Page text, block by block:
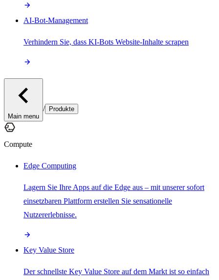
AI-Bot-Management
Verhindern Sie, dass KI-Bots Website-Inhalte scrapen
Main menu
/ Produkte
Compute
Edge Computing
Lagern Sie Ihre Apps auf die Edge aus – mit unserer sofort
einsetzbaren Plattform erstellen Sie sensationelle
Nutzererlebnisse.
Key Value Store
Der schnellste Key Value Store auf dem Markt ist so einfach